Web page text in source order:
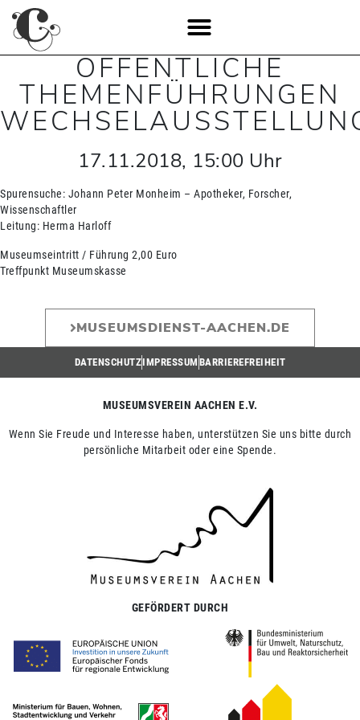
ÖFFENTLICHE
THEMENFÜHRUNGEN
17.11.2018, 15:00 Uhr
Spurensuche: Johann Peter Monheim – Apotheker, Forscher,
Wissenschaftler
Leitung: Herma Harloff
Museumseintritt / Führung 2,00 Euro
Treffpunkt Museumskasse
MUSEUMSDIENST-AACHEN.DE
DATENSCHUTZIMPRESSUM BARRIEREFREIHEIT
MUSEUMSVEREIN AACHEN E.V.
Wenn Sie Freude und Interesse haben, unterstützen Sie uns bitte durch
persönliche Mitarbeit oder eine Spende.
GEFÖRDERT DURCH